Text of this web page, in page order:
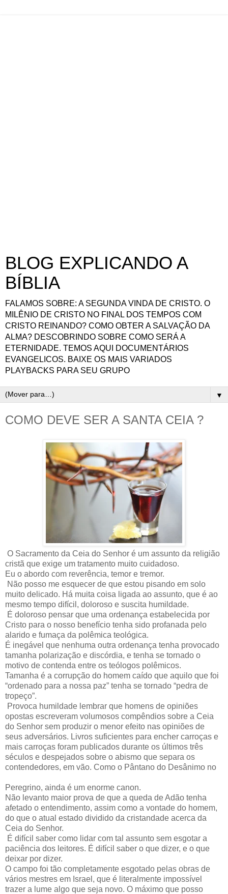
BLOG EXPLICANDO A
BÍBLIA
FALAMOS SOBRE: A SEGUNDA VINDA DE CRISTO. O
MILÊNIO DE CRISTO NO FINAL DOS TEMPOS COM
CRISTO REINANDO? COMO OBTER A SALVAÇÃO DA
ALMA? DESCOBRINDO SOBRE COMO SERÁ A
ETERNIDADE. TEMOS AQUI DOCUMENTÁRIOS
EVANGELICOS. BAIXE OS MAIS VARIADOS
PLAYBACKS PARA SEU GRUPO
▼
COMO DEVE SER A SANTA CEIA ?
O Sacramento da Ceia do Senhor é um assunto da religião
cristã que exige um tratamento muito cuidadoso.
Eu o abordo com reverência, temor e tremor.
Não posso me esquecer de que estou pisando em solo
muito delicado. Há muita coisa ligada ao assunto, que é ao
mesmo tempo difícil, doloroso e suscita humildade.
É doloroso pensar que uma ordenança estabelecida por
Cristo para o nosso benefício tenha sido profanada pelo
alarido e fumaça da polêmica teológica.
É inegável que nenhuma outra ordenança tenha provocado
tamanha polarização e discórdia, e tenha se tornado o
motivo de contenda entre os teólogos polêmicos.
Tamanha é a corrupção do homem caído que aquilo que foi
“ordenado para a nossa paz” tenha se tornado “pedra de
tropeço”.
Provoca humildade lembrar que homens de opiniões
opostas escreveram volumosos compêndios sobre a Ceia
do Senhor sem produzir o menor efeito nas opiniões de
seus adversários. Livros suficientes para encher carroças e
mais carroças foram publicados durante os últimos três
séculos e despejados sobre o abismo que separa os
contendedores, em vão. Como o Pântano do Desânimo no
Peregrino, ainda é um enorme canon.
Não levanto maior prova de que a queda de Adão tenha
afetado o entendimento, assim como a vontade do homem,
do que o atual estado dividido da cristandade acerca da
Ceia do Senhor.
É difícil saber como lidar com tal assunto sem esgotar a
paciência dos leitores. É difícil saber o que dizer, e o que
deixar por dizer.
O campo foi tão completamente esgotado pelas obras de
vários mestres em Israel, que é literalmente impossível
trazer a lume algo que seja novo. O máximo que posso